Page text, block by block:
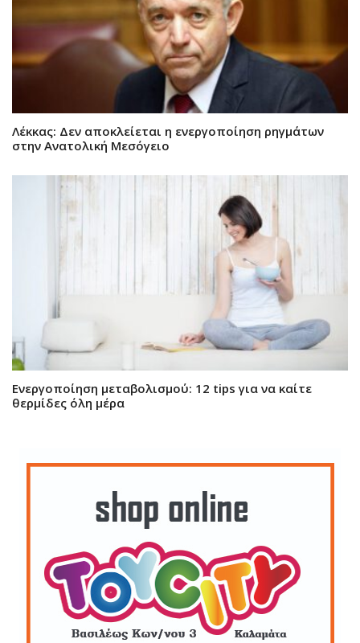
Λέκκας: Δεν αποκλείεται η ενεργοποίηση ρηγμάτων
στην Ανατολική Μεσόγειο
Ενεργοποίηση μεταβολισμού: 12 tips για να καίτε
θερμίδες όλη μέρα